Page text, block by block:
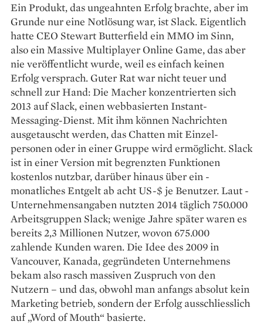
Ein Produkt, das ­ungeahnten Erfolg brachte, aber im
­Grunde nur eine Notlösung war, ist Slack. Eigentlich
hatte CEO Stewart Butter­field ein MMO im Sinn,
also ein Massive Multiplayer Online Game, das aber
nie veröffentlicht wurde, weil es einfach keinen
Erfolg versprach. Guter Rat war nicht teuer und
schnell zur Hand: Die Macher konzentrierten sich
2013 auf Slack, einen webbasierten Instant-
Messaging-Dienst. Mit ihm können Nachrichten
ausgetauscht werden, das Chatten mit Einzel­
personen oder in einer Gruppe wird ermöglicht. Slack
ist in ­einer Version mit ­begrenzten ­Funktionen
kostenlos nutzbar, darüber ­hinaus über ein ­
monatliches Entgelt ab acht US-$ je Benutzer. Laut ­
Unternehmensangaben nutzten 2014 täglich 750.000
Arbeitsgruppen Slack; wenige Jahre später waren es
bereits 2,3 Millionen Nutzer, wovon 675.000
zahlende Kunden waren. Die Idee des 2009 in
Vancouver, Kanada, ­gegründeten ­Unternehmens
bekam also rasch massiven Zuspruch von den
Nutzern – und das, obwohl man anfangs absolut kein
Marketing betrieb, sondern der Erfolg ausschliesslich
auf „Word of Mouth“ basierte.